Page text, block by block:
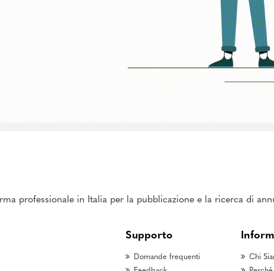
professionale in Italia per la pubblicazione e la ricerca di
Supporto
Domande frequenti
Chi